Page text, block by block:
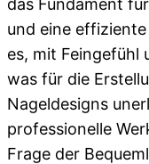
das Fundament
und eine
es, mit Feingefühl
was für die
Nageldesigns
professionelle
Frage der